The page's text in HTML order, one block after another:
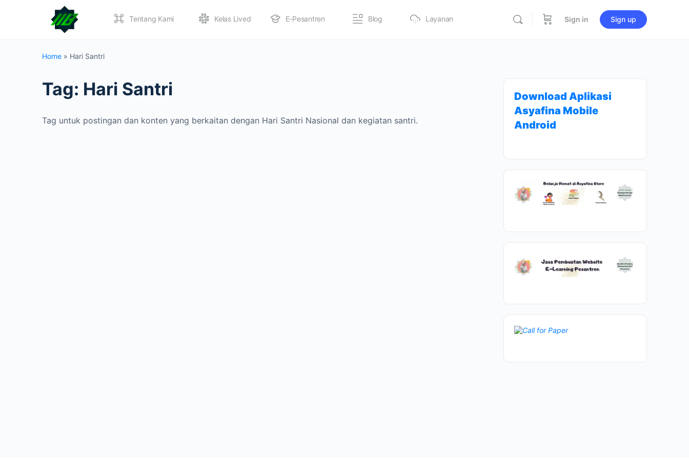
Tentang Kami Kelas Lived E-Pesantren Blog Layanan Sign in Sign up
Home » Hari Santri
Tag: Hari Santri
Tag untuk postingan dan konten yang berkaitan dengan Hari Santri Nasional dan kegiatan santri.
Download Aplikasi
Asyafina Mobile
Android